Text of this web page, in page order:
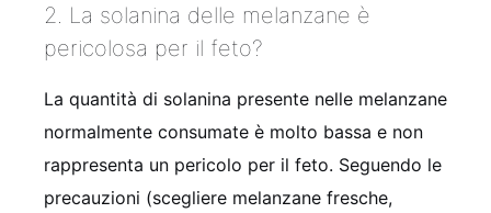
2. La solanina delle melanzane è
pericolosa per il feto?
La quantità di solanina presente nelle melanzane
normalmente consumate è molto bassa e non
rappresenta un pericolo per il feto. Seguendo le
precauzioni (scegliere melanzane fresche,